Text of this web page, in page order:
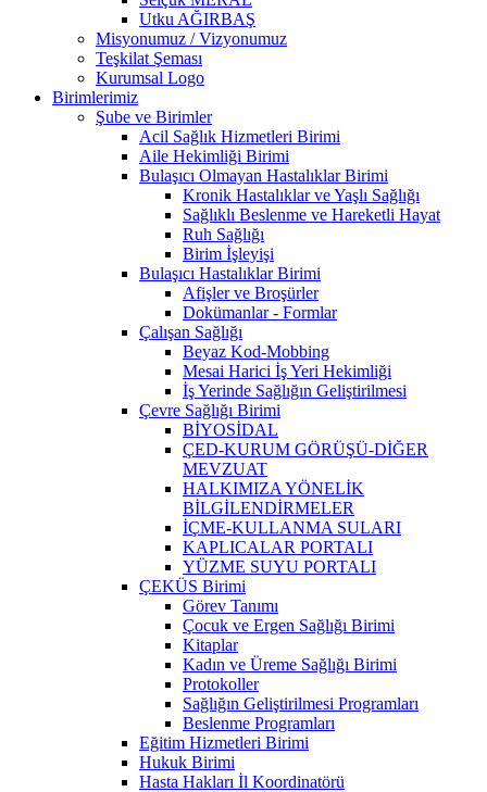
Utku AĞIRBAŞ
Misyonumuz / Vizyonumuz
Teşkilat Şeması
Kurumsal Logo
Birimlerimiz
Şube ve Birimler
Acil Sağlık Hizmetleri Birimi
Aile Hekimliği Birimi
Bulaşıcı Olmayan Hastalıklar Birimi
Kronik Hastalıklar ve Yaşlı Sağlığı
Sağlıklı Beslenme ve Hareketli Hayat
Ruh Sağlığı
Birim İşleyişi
Bulaşıcı Hastalıklar Birimi
Afişler ve Broşürler
Dokümanlar - Formlar
Çalışan Sağlığı
Beyaz Kod-Mobbing
Mesai Harici İş Yeri Hekimliği
İş Yerinde Sağlığın Geliştirilmesi
Çevre Sağlığı Birimi
BİYOSİDAL
ÇED-KURUM GÖRÜŞÜ-DİĞER
MEVZUAT
HALKIMIZA YÖNELİK
BİLGİLENDİRMELER
İÇME-KULLANMA SULARI
KAPLICALAR PORTALI
YÜZME SUYU PORTALI
ÇEKÜS Birimi
Görev Tanımı
Çocuk ve Ergen Sağlığı Birimi
Kitaplar
Kadın ve Üreme Sağlığı Birimi
Protokoller
Sağlığın Geliştirilmesi Programları
Beslenme Programları
Eğitim Hizmetleri Birimi
Hukuk Birimi
Hasta Hakları İl Koordinatörü